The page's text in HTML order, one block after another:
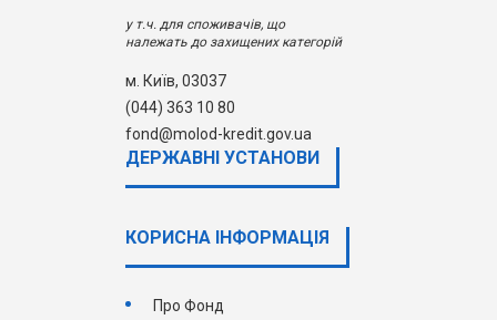
у т.ч. для споживачів, що
належать до захищених категорій
м. Київ, 03037
(044) 363 10 80
fond@molod-kredit.gov.ua
ДЕРЖАВНI УСТАНОВИ
КОРИСНА ІНФОРМАЦІЯ
Про Фонд